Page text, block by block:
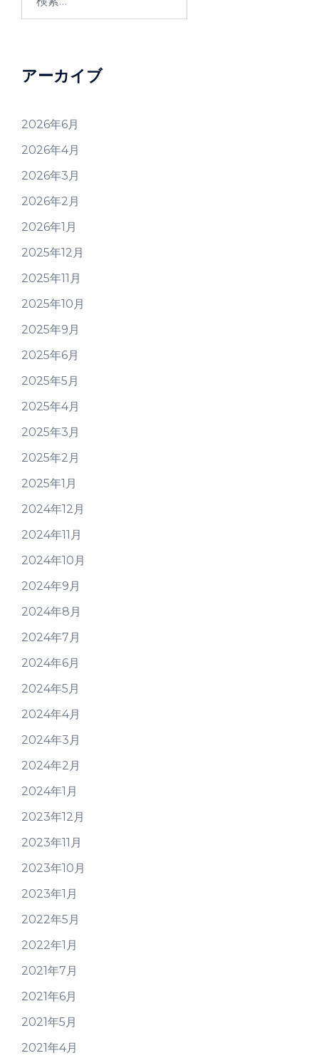
アーカイブ
2026年6月
2026年4月
2026年3月
2026年2月
2026年1月
2025年12月
2025年11月
2025年10月
2025年9月
2025年6月
2025年5月
2025年4月
2025年3月
2025年2月
2025年1月
2024年12月
2024年11月
2024年10月
2024年9月
2024年8月
2024年7月
2024年6月
2024年5月
2024年4月
2024年3月
2024年2月
2024年1月
2023年12月
2023年11月
2023年10月
2023年1月
2022年5月
2022年1月
2021年7月
2021年6月
2021年5月
2021年4月